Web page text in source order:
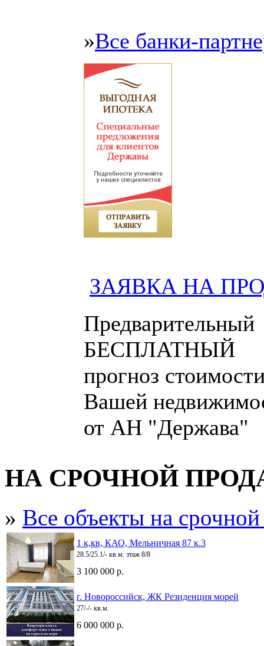
»Все банки-
ЗАЯВКА НА
Предварительный
БЕСПЛАТНЫЙ
прогноз
Вашей
от АН "Держава"
НА СРОЧНОЙ
» Все объекты на
1 к,кв, КАО, Мельничная 87 к.3
28.5/25.1/- кв.м. этаж 8/8
3 100 000 р.
г. Новороссийск, ЖК Резиденция морей
27/-/- кв.м.
6 000 000 р.